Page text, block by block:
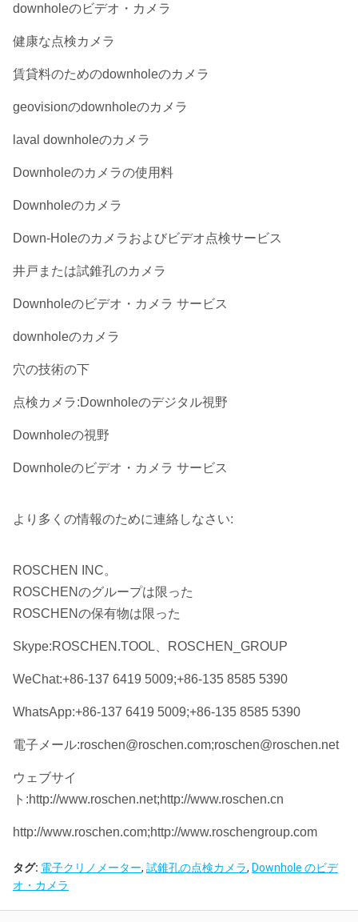
downholeのビデオ・カメラ
健康な点検カメラ
賃貸料のためのdownholeのカメラ
geovisionのdownholeのカメラ
laval downholeのカメラ
Downholeのカメラの使用料
Downholeのカメラ
Down-Holeのカメラおよびビデオ点検サービス
井戸または試錐孔のカメラ
Downholeのビデオ・カメラ サービス
downholeのカメラ
穴の技術の下
点検カメラ:Downholeのデジタル視野
Downholeの視野
Downholeのビデオ・カメラ サービス
より多くの情報のために連絡しなさい:
ROSCHEN INC。
ROSCHENのグループは限った
ROSCHENの保有物は限った
Skype:ROSCHEN.TOOL、ROSCHEN_GROUP
WeChat:+86-137 6419 5009;+86-135 8585 5390
WhatsApp:+86-137 6419 5009;+86-135 8585 5390
電子メール:roschen@roschen.com;roschen@roschen.net
ウェブサイ
ト:http://www.roschen.net;http://www.roschen.cn
http://www.roschen.com;http://www.roschengroup.com
タグ: 電子クリノメーター, 試錐孔の点検カメラ, Downhole のビデ
オ・カメラ